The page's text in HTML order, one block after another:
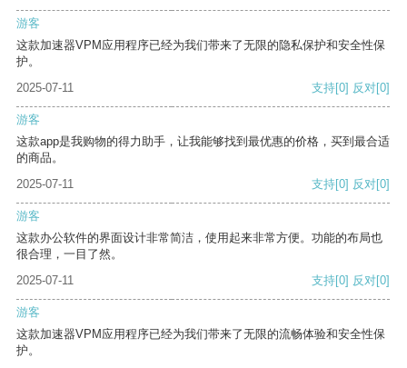
游客
这款加速器VPM应用程序已经为我们带来了无限的隐私保护和安全性保
护。
2025-07-11
支持[0] 反对[0]
游客
这款app是我购物的得力助手，让我能够找到最优惠的价格，买到最合适
的商品。
2025-07-11
支持[0] 反对[0]
游客
这款办公软件的界面设计非常简洁，使用起来非常方便。功能的布局也
很合理，一目了然。
2025-07-11
支持[0] 反对[0]
游客
这款加速器VPM应用程序已经为我们带来了无限的流畅体验和安全性保
护。